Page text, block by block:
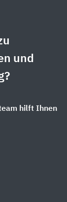
und
hilft Ihnen